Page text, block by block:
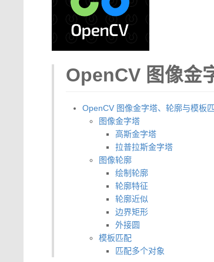
OpenCV 图像金
OpenCV 图像金字塔、轮廓与模板
图像金字塔
高斯金字塔
拉普拉斯金字塔
图像轮廓
绘制轮廓
轮廓特征
轮廓近似
边界矩形
外接圆
模板匹配
匹配多个对象